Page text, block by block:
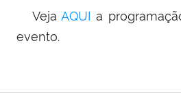
VejaAQUI a
evento.